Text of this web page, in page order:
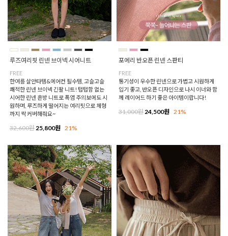
루즈여리핏 린넨 브이넥 시어니트
FREE
한여름 살안타템&에어컨 필수템, 고슬고슬
쾌적한 린넨 브이넥 긴팔 니트! 텁텁함 없는
시어한 린넨 혼방 니트로 폭염 주의보에도 시
원하며, 루즈하게 떨어지는 여리핏으로 체형
까지 싹 커버해줘요~
32,600원25,800원 21%
포에리 반오픈 린넨 스판티
FREE
통기성이 우수한 린넨으로 가볍고 시원하게
입기 좋고, 반오픈 디자인으로 나시 이너와 함
께 레이어드 하기 좋은 아이템이랍니다!
31,000원24,500원 21%